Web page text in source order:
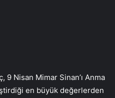
9 Nisan Mimar Sinan’ı Anma
en büyük değerlerden